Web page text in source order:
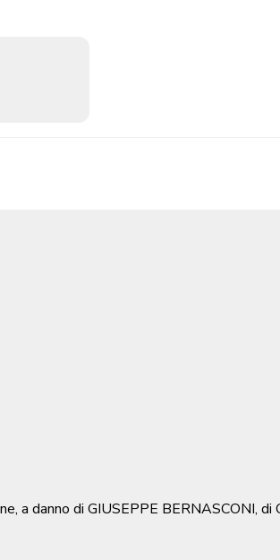
a danno di GIUSEPPE BERNASCONI, di